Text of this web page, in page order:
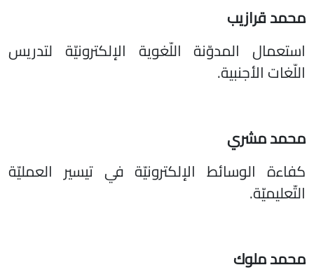
محمد قرازيب
استعمال المدوّنة اللّغوية الإلكترونيّة لتدريس
اللّغات الأجنبية.
محمد مشري
كفاءة الوسائط الإلكترونيّة في تيسير العمليّة
التّعليميّة.
محمد ملوك